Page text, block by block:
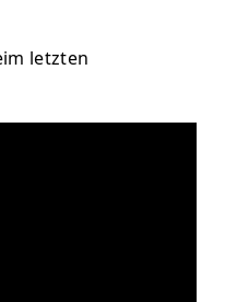
letzten